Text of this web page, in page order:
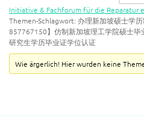
Initiative & Fachforum für die Reparatur
Themen-Schlagwort: 办理新加坡硕士学
857767150】仿制新加坡理工学院硕士
研究生学历毕业证学位认证
Wie ärgerlich! Hier wurden keine